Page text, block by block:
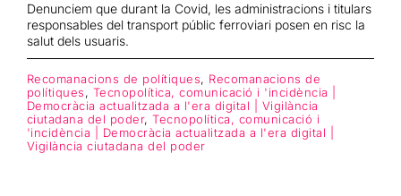
Denunciem que durant la Covid, les administracions i titulars
responsables del transport públic ferroviari posen en risc la
salut dels usuaris.
Recomanacions de polítiques, Recomanacions de
polítiques, Tecnopolítica, comunicació i 'incidència |
Democràcia actualitzada a l'era digital | Vigilància
ciutadana del poder,Tecnopolítica, comunicació i
'incidència | Democràcia actualitzada a l'era digital |
Vigilància ciutadana del poder